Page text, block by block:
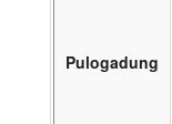
Pulogadung